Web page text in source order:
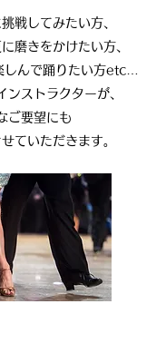
戦してみたい方、
磨きをかけたい方、
しんで踊りたい方etc…
ンストラクターが、
ご要望にも
ていただきます。